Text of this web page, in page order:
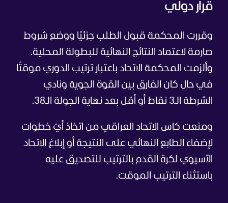
قرار دولي
وقررت المحكمة قبول الطلب جزئيًا ووضع شروط
صارمة لاعتماد النتائج النهائية للبطولة المحلية.
وألزمت المحكمة الاتحاد باعتبار ترتيب الدوري موقتًا
في حال كان الفارق بين القوة الجوية ونادي
الشرطة الـ3 نقاط أو أقل بعد نهاية الجولة الـ38.
ومنعت كاس الاتحاد العراقي من اتخاذ أيّ خطوات
لإضفاء الطابع النهائي على النتيجة أو إبلاغ الاتحاد
الآسيوي لكرة القدم بالترتيب للتصديق عليه
باستثناء الترتيب الموقت.